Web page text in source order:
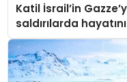
Katil İsrail’in
saldırılarda
yükseldi